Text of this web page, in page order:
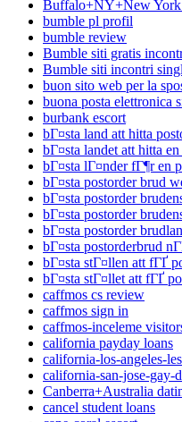
Buffalo+NY+New York
bumble pl profil
bumble review
Bumble siti gratis
Bumble siti incontri
buon sito web per la
buona posta elettronica
burbank escort
bГ¤sta land att hitta
bГ¤sta landet att hitta
bГ¤sta lГ¤nder fГ¶r en
bГ¤sta postorder brud
bГ¤sta postorder
bГ¤sta postorder
bГ¤sta postorder
bГ¤sta postorderbrud
bГ¤sta stГ¤llen att fГҐ
bГ¤sta stГ¤llet att fГҐ
caffmos cs review
caffmos sign in
caffmos-inceleme
california payday loans
california-los-angeles-
california-san-jose-gay-
Canberra+Australia
cancel student loans